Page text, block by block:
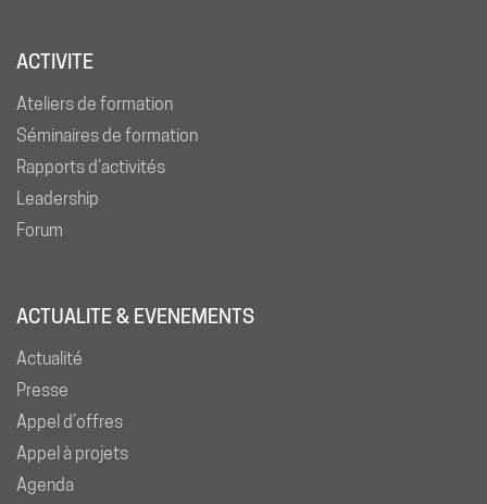
ACTIVITE
Ateliers de formation
Séminaires de formation
Rapports d’activités
Leadership
Forum
ACTUALITE & EVENEMENTS
Actualité
Presse
Appel d’offres
Appel à projets
Agenda